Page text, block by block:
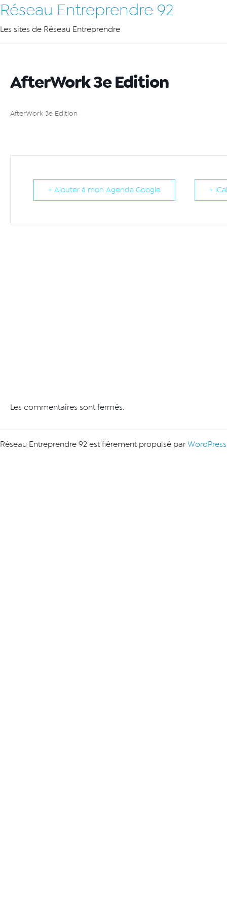
Réseau Entreprendre 92
Les sites de Réseau Entreprendre
AfterWork 3e Edition
AfterWork 3e Edition
+ Ajouter à mon Agenda Google +
Les commentaires sont fermés.
Réseau Entreprendre 92 est fièrement propulsé parWordPress